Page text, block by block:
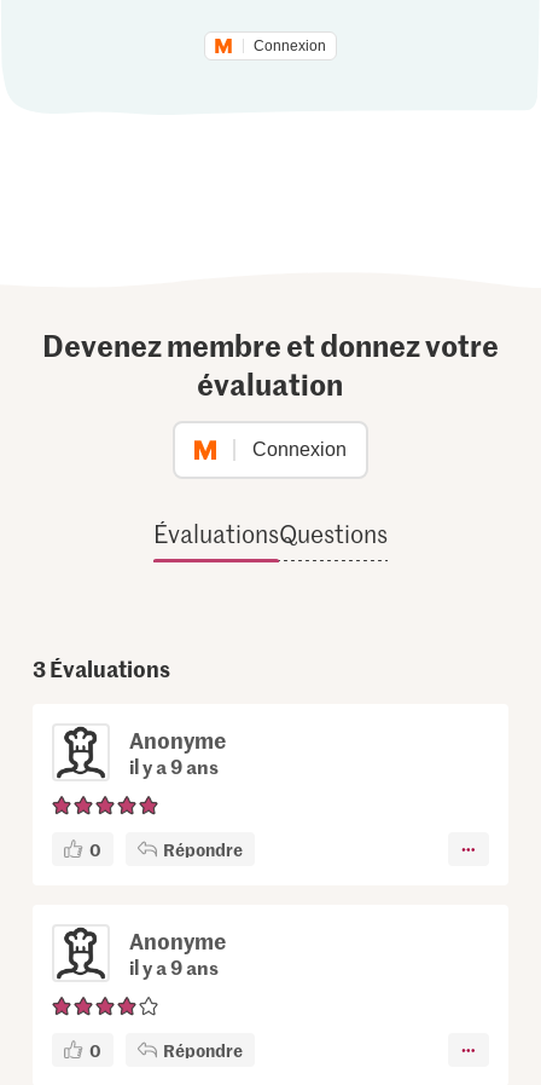
Connexion
Devenez membre et donnez votre
évaluation
Connexion
ÉvaluationsQuestions
3Évaluations
Anonyme
il y a 9 ans
0 Répondre
Anonyme
il y a 9 ans
0 Répondre